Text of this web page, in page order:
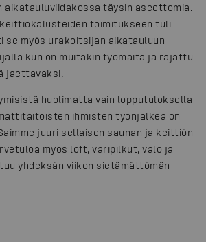
täysin aseettomia.
toimitukseen tuli
se myös urakoitsijan aikatauluun
kun on muitakin työmaita ja rajattu
jaettavaksi.
huolimatta vain lopputuloksella
ihmisten työnjälkeä on
juuri sellaisen saunan ja keittiön
myös loft, väripilkut, valo ja
yhdeksän viikon sietämättömän